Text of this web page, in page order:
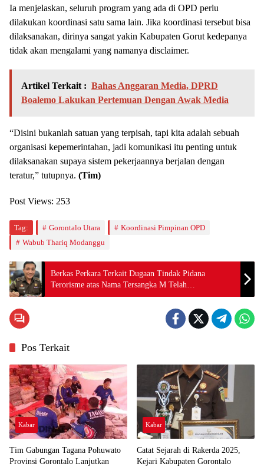
Ia menjelaskan, seluruh program yang ada di OPD perlu
dilakukan koordinasi satu sama lain. Jika koordinasi tersebut bisa
dilaksanakan, dirinya sangat yakin Kabupaten Gorut kedepanya
tidak akan mengalami yang namanya disclaimer.
Artikel Terkait : Bahas Anggaran Media, DPRD
Boalemo Lakukan Pertemuan Dengan Awak Media
“Disini bukanlah satuan yang terpisah, tapi kita adalah sebuah
organisasi kepemerintahan, jadi komunikasi itu penting untuk
dilaksanakan supaya sistem pekerjaannya berjalan dengan
teratur,” tutupnya. (Tim)
Post Views: 253
Tag: Gorontalo Utara
Koordinasi Pimpinan OPD
Wabub Thariq Modanggu
Berkas Perkara Terkait Dugaan Tindak Pidana
Terorisme atas Nama Tersangka M Telah
Lengkap(P21)
Pos Terkait
Kabar
Tim Gabungan Tagana Pohuwato
Provinsi Gorontalo Lanjutkan
Kabar
Catat Sejarah di Rakerda 2025,
Kejari Kabupaten Gorontalo